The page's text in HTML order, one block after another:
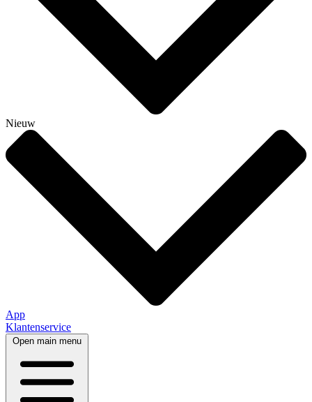
Nieuw
App
Klantenservice
Open main menu